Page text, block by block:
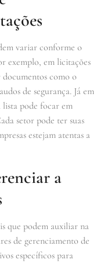
variar conforme o
exemplo, em licitações
como o
de segurança. Já em
pode focar em
setor pode ter suas
estejam atentas a
a
que podem auxiliar na
de gerenciamento de
específicos para